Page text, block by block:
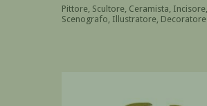
Pittore, Scultore, Ceramista, Incisore,
Scenografo, Illustratore, Decoratore